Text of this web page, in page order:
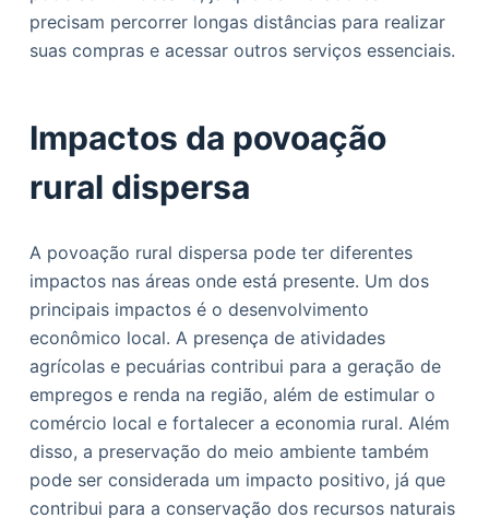
precisam percorrer longas distâncias para realizar
suas compras e acessar outros serviços essenciais.
Impactos da povoação
rural dispersa
A povoação rural dispersa pode ter diferentes
impactos nas áreas onde está presente. Um dos
principais impactos é o desenvolvimento
econômico local. A presença de atividades
agrícolas e pecuárias contribui para a geração de
empregos e renda na região, além de estimular o
comércio local e fortalecer a economia rural. Além
disso, a preservação do meio ambiente também
pode ser considerada um impacto positivo, já que
contribui para a conservação dos recursos naturais